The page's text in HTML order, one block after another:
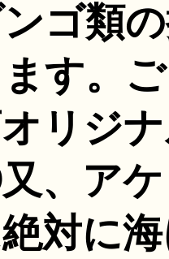
ゴ類
す。
リジ
、ア
対に